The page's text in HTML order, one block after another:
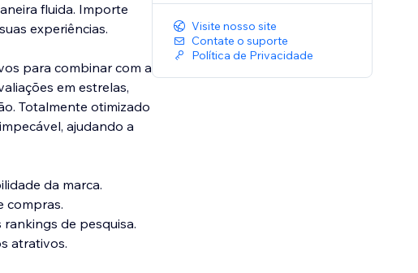
fluida. Importe
experiências.
para combinar com a
em estrelas,
Totalmente otimizado
ajudando a
da marca.
compras.
de pesquisa.
atrativos.
Visite nosso site
Contate o suporte
Política de Privacidade